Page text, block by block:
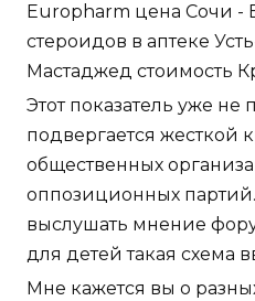
Europharm цена Сочи -
стероидов в аптеке
Мастаджед стоимость
Этот показатель уже не
подвергается жесткой
общественных
оппозиционных
выслушать мнение
для детей такая схема
Мне кажется вы о